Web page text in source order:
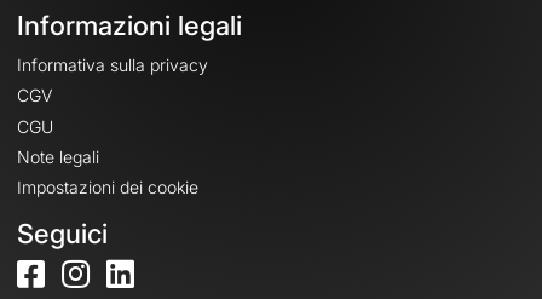
Informazioni legali
Informativa sulla privacy
CGV
CGU
Note legali
Impostazioni dei cookie
Seguici